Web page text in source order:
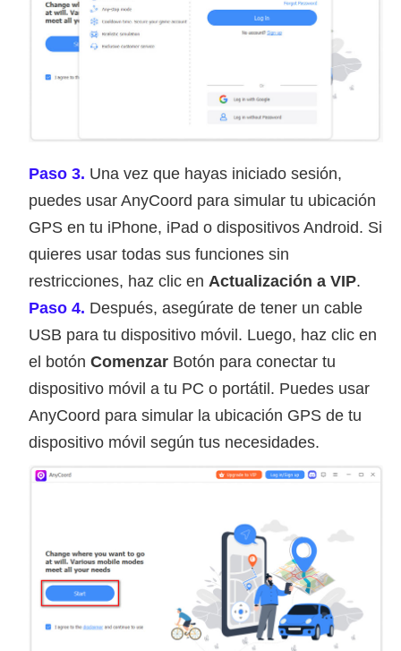
Paso 3. Una vez que hayas iniciado sesión,
puedes usar AnyCoord para simular tu ubicación
GPS en tu iPhone, iPad o dispositivos Android. Si
quieres usar todas sus funciones sin
restricciones, haz clic en Actualización a VIP.
Paso 4. Después, asegúrate de tener un cable
USB para tu dispositivo móvil. Luego, haz clic en
el botón Comenzar Botón para conectar tu
dispositivo móvil a tu PC o portátil. Puedes usar
AnyCoord para simular la ubicación GPS de tu
dispositivo móvil según tus necesidades.